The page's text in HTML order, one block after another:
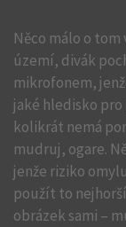
Něco málo o
území, divák
mikrofonem,
jaké hledisko pro
kolikrát nemá
mudruj, ogare.
jenže riziko
použít to
obrázek sami –